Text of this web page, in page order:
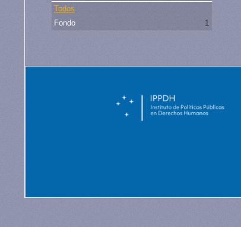
Todos
Fondo
1